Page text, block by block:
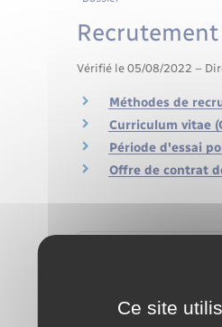
Vérifié le 05/08/2022 –
Méthodes de
Curriculum vitae
Période d'essai
Offre de contrat
Qu'est-ce
Ce site